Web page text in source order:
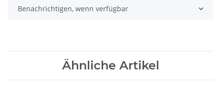
Benachrichtigen, wenn verfügbar
Ähnliche Artikel